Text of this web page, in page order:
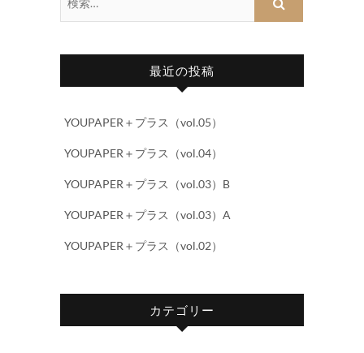
最近の投稿
YOUPAPER＋プラス（vol.05）
YOUPAPER＋プラス（vol.04）
YOUPAPER＋プラス（vol.03）B
YOUPAPER＋プラス（vol.03）A
YOUPAPER＋プラス（vol.02）
カテゴリー